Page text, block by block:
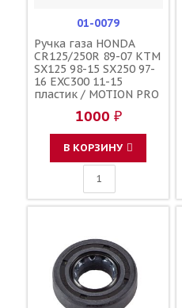
01-0079
Ручка газа HONDA
CR125/250R 89-07 KTM
SX125 98-15 SX250 97-
16 EXC300 11-15
пластик / MOTION PRO
1000 ₽
В КОРЗИНУ